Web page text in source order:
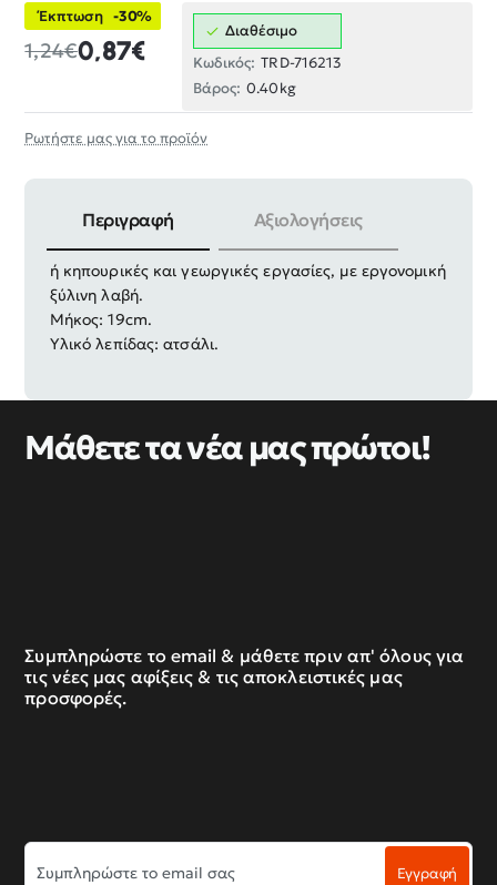
Έκπτωση -30%
0,87€
1,24€
Διαθέσιμο
Κωδικός: TRD-716213
Βάρος: 0.40kg
Ρωτήστε μας για το προϊόν
Περιγραφή Αξιολογήσεις
Μαχαίρι χειρός, ιδανικό για κοπή μεγάλων φρούτων
ή κηπουρικές και γεωργικές εργασίες, με εργονομική
ξύλινη λαβή.
Μήκος: 19cm.
Υλικό λεπίδας: ατσάλι.
Μάθετε τα νέα μας πρώτοι!
Συμπληρώστε το email & μάθετε πριν απ' όλους για
τις νέες μας αφίξεις & τις αποκλειστικές μας
προσφορές.
Συμπληρώστε
το
Εγγραφή